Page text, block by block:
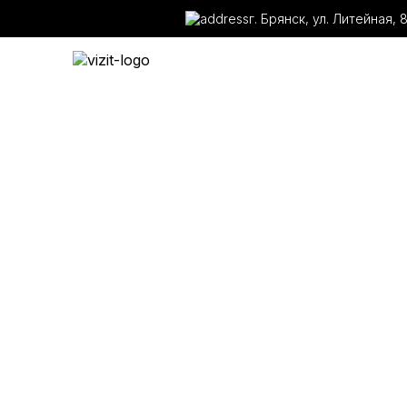
г. Брянск, ул. Литейная,